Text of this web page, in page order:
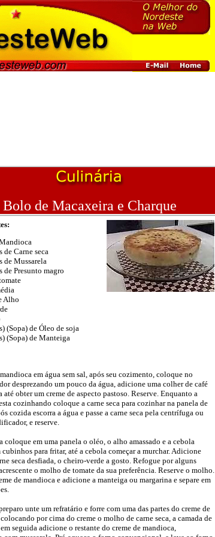
Bolo de Macaxeira e Charque
:
de Carne seca
de Mussarela
de Presunto magro
Alho
(Sopa) de Óleo de soja
(Sopa) de Manteiga
em água sem sal, após seu cozimento, coloque no
desprezando um pouco da água, adicione uma colher de café
até obter um creme de aspecto pastoso. Reserve. Enquanto a
cozinhando coloque a carne seca para cozinhar na panela de
cozida escorra a água e passe a carne seca pela centrífuga ou
e reserve.
coloque em uma panela o oléo, o alho amassado e a cebola
cubinhos para fritar, até a cebola começar a murchar. Adicione
seca desfiada, o cheiro-verde a gosto. Refogue por alguns
o molho de tomate da sua preferência. Reserve o molho.
de mandioca e adicione a manteiga ou margarina e separe em
unte um refratário e forre com uma das partes do creme de
por cima do creme o molho de carne seca, a camada de
seguida adicione o restante do creme de mandioca,